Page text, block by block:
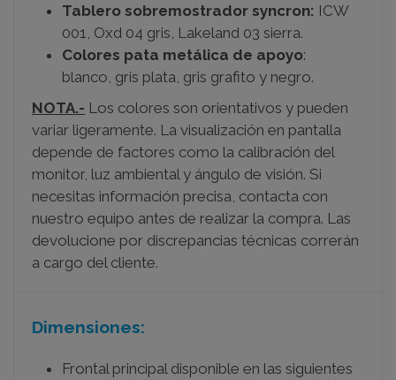
Tablero sobremostrador syncron: ICW
001, Oxd 04 gris, Lakeland 03 sierra.
Colores pata metálica de apoyo:
blanco, gris plata, gris grafito y negro.
NOTA.- Los colores son orientativos y pueden
variar ligeramente. La visualización en pantalla
depende de factores como la calibración del
monitor, luz ambiental y ángulo de visión. Si
necesitas información precisa, contacta con
nuestro equipo antes de realizar la compra. Las
devolucione por discrepancias técnicas correrán
a cargo del cliente.
Dimensiones:
Frontal principal disponible en las siguientes